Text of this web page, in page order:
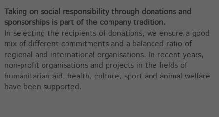
Taking on social responsibility through donations and
sponsorships is part of the company tradition.
In selecting the recipients of donations, we ensure a good
mix of different commitments and a balanced ratio of
regional and international organisations. In recent years,
non-profit organisations and projects in the fields of
humanitarian aid, health, culture, sport and animal welfare
have been supported.